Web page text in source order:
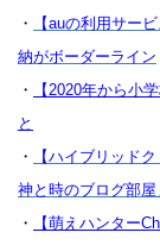
・
【auの利用サー
納がボーダーライン
・
【2020年から小
と
・
【ハイブリッド
神と時のブログ部
・
【萌えハンター